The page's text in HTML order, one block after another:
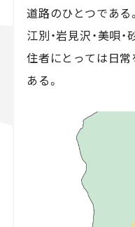
道路のひとつである
江別・岩見沢・美唄
住者にとっては日
ある。